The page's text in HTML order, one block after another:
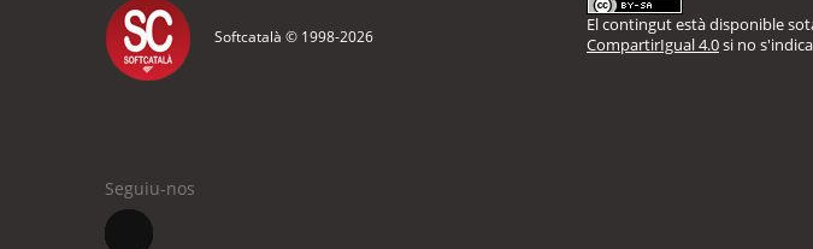
Softcatalà © 1998-2026
El contingut està disponible
CompartirIgual 4.0si no
Seguiu-nos